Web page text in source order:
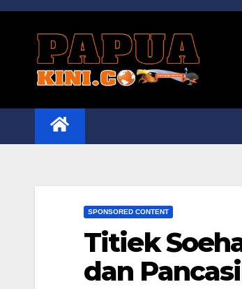
Skip
SPONSORED CONTENT
Titiek
dan